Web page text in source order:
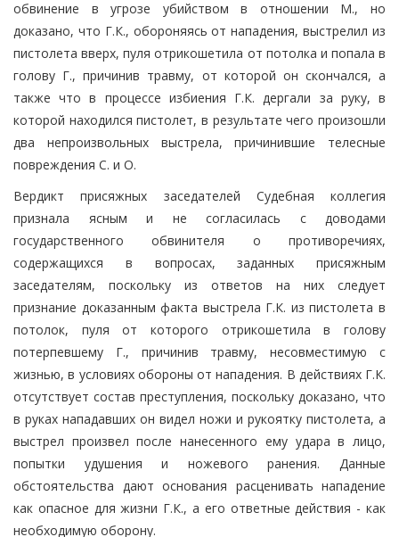
обвинение в угрозе убийством в отношении М., но
доказано, что Г.К., обороняясь от нападения, выстрелил из
пистолета вверх, пуля отрикошетила от потолка и попала в
голову Г., причинив травму, от которой он скончался, а
также что в процессе избиения Г.К. дергали за руку, в
которой находился пистолет, в результате чего произошли
два непроизвольных выстрела, причинившие телесные
повреждения С. и О.
Вердикт присяжных заседателей Судебная коллегия
признала ясным и не согласилась с доводами
государственного обвинителя о противоречиях,
содержащихся в вопросах, заданных присяжным
заседателям, поскольку из ответов на них следует
признание доказанным факта выстрела Г.К. из пистолета в
потолок, пуля от которого отрикошетила в голову
потерпевшему Г., причинив травму, несовместимую с
жизнью, в условиях обороны от нападения. В действиях Г.К.
отсутствует состав преступления, поскольку доказано, что
в руках нападавших он видел ножи и рукоятку пистолета, а
выстрел произвел после нанесенного ему удара в лицо,
попытки удушения и ножевого ранения. Данные
обстоятельства дают основания расценивать нападение
как опасное для жизни Г.К., а его ответные действия - как
необходимую оборону.